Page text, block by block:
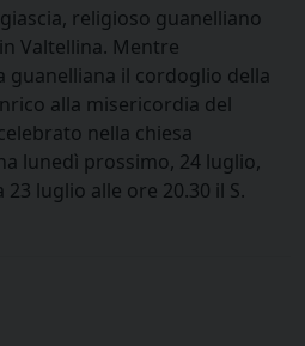
religioso guanelliano
Valtellina. Mentre
guanelliana il cordoglio della
alla misericordia del
nella chiesa
lunedì prossimo, 24 luglio,
luglio alle ore 20.30 il S.